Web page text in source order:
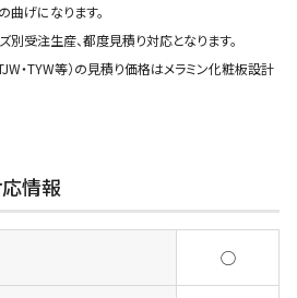
げになります。
別受注生産、都度見積り対応となります。
・TYW等）の見積り価格はメラミン化粧板設計
応情報
◯